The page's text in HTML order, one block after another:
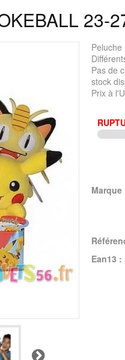
23-
Suivant
Pas de
stock
Prix à
Marque
Ean13 :